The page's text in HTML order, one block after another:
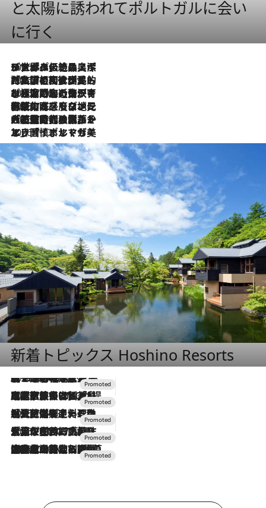
と太陽に誘われてポルトガルに会い
に行く
2026.8.8
リスボンの絶品スイーツ「パステル・デ・ナタ」とは？ポルトガル伝統の奥深い世界へ
2026.7.27
「私の祖国はポルトガル語です」国民的詩人フェルナンド・ペソアと、彼が愛した文学の街を歩く
2026.7.26
ポルトガル近海が育む極上の海の幸。キリリと冷えた白ワインと愉しむ、シーフード専門店の贅沢
2026.7.22
伝統の味をモダンに昇華。高感度な地元客が集う、リスボンの最旬ガストロノミー
2026.7.21
大航海時代の栄華から、震災、独裁、そして革命へ。ポルトガル・首都リスボンの石畳に刻まれた「歴史の光と影」
2026.7.13
エッセイ・ヤマザキマリ「慎ましくも美しき国 ポルトガル」
新着トピックス Hoshino Resorts
2026.8.7
【トンボの足水浴】ヒノキの香りに包まれて涼感マックス！約13℃の湧水かけ流しを避暑地「星野温泉 トンボの湯」で体験
2026.7.31
【ホテル帰省】という選択肢をOMOが提案。家族とほどよい距離を保つには「昼は実家、夜は気兼ねなくホテルで！」
2026.7.24
【夏限定ディナーコース】旬を迎える稚鮎や花ズッキーニなどをイタリア・トスカーナの郷土料理の手法で満喫！
2026.7.17
「土佐和ハーブかき氷」がOMO7高知に登場！生姜、山椒、大葉など目にも舌にも涼を呼ぶ郷土の味
2026.7.10
NEW OPEN！【界 草津】名湯の地に誕生。趣の異なる2種の温泉と上州ならではの会席・蕎麦割烹など美食を味わう究極の癒やし旅